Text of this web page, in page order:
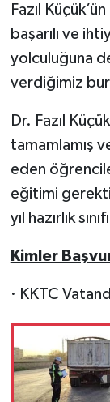
Fazıl
başarılı ve
yolculuğuna
verdiğimiz
Dr. Fazıl
tamamlamış
eden
eğitimi
yıl hazırlık
Kimler
· KKTC